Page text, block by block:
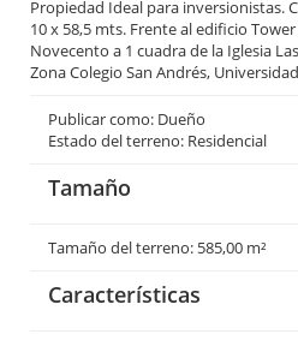
Propiedad Ideal para inversionistas.
10 x 58,5 mts. Frente al edificio
Novecento a 1 cuadra de la Iglesia
Zona Colegio San Andrés,
Publicar como: Dueño
Estado del terreno: Residencial
Tamaño
Tamaño del terreno: 585,00 m²
Características